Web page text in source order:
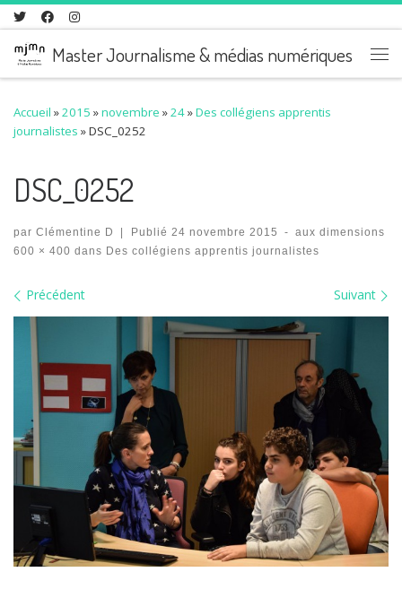
Skip to content
Master Journalisme & médias numériques
Accueil »2015 »novembre »24»Des collégiens apprentis
journalistes »DSC_0252
DSC_0252
par Clémentine D | Publié 24 novembre 2015 -
aux dimensions
600 × 400 dans Des collégiens apprentis journalistes
Navigation des images
Précédent Suivant